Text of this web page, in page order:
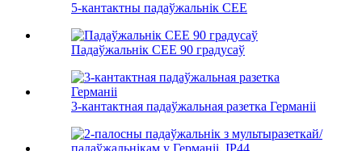
5-кантактны падаўжальнік CEE
Падаўжальнік CEE 90 градусаў
3-кантактная падаўжальная разетка Германіі